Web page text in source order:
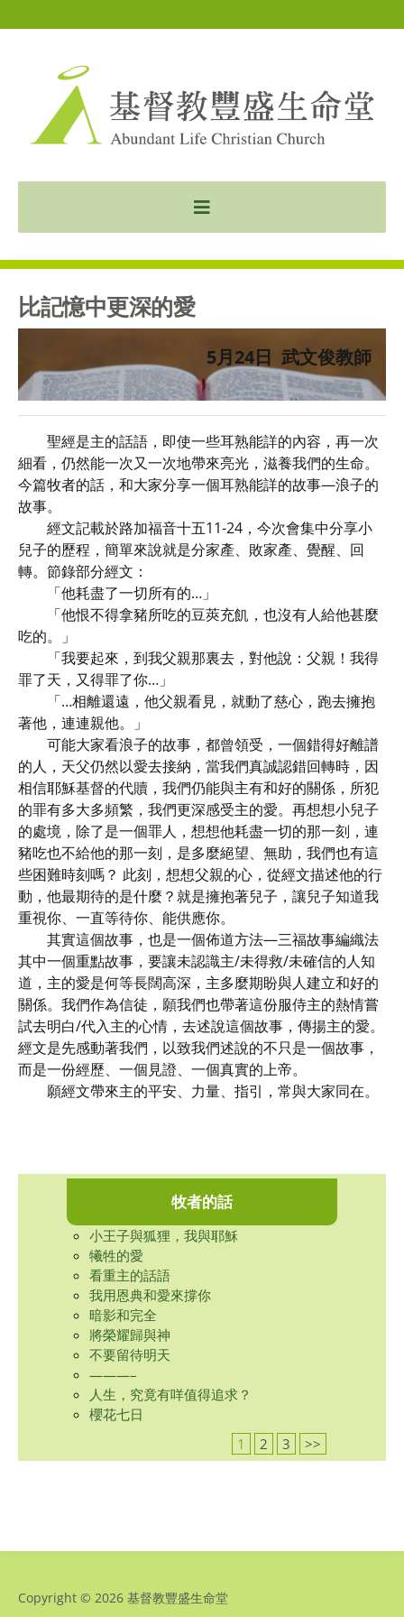
比記憶中更深的愛
5月24日 武文俊教師
聖經是主的話語，即使一些耳熟能詳的內容，再一次
細看，仍然能一次又一次地帶來亮光，滋養我們的生命。
今篇牧者的話，和大家分享一個耳熟能詳的故事—浪子的
故事。
經文記載於路加福音十五11-24，今次會集中分享小
兒子的歷程，簡單來說就是分家產、敗家產、覺醒、回
轉。節錄部分經文：
「他耗盡了一切所有的…」
「他恨不得拿豬所吃的豆莢充飢，也沒有人給他甚麼
吃的。」
「我要起來，到我父親那裏去，對他說：父親！我得
罪了天，又得罪了你…」
「…相離還遠，他父親看見，就動了慈心，跑去擁抱
著他，連連親他。」
可能大家看浪子的故事，都曾領受，一個錯得好離譜
的人，天父仍然以愛去接納，當我們真誠認錯回轉時，因
相信耶穌基督的代贖，我們仍能與主有和好的關係，所犯
的罪有多大多頻繁，我們更深感受主的愛。再想想小兒子
的處境，除了是一個罪人，想想他耗盡一切的那一刻，連
豬吃也不給他的那一刻，是多麼絕望、無助，我們也有這
些困難時刻嗎？ 此刻，想想父親的心，從經文描述他的行
動，他最期待的是什麼？就是擁抱著兒子，讓兒子知道我
重視你、一直等待你、能供應你。
其實這個故事，也是一個佈道方法—三福故事編織法
其中一個重點故事，要讓未認識主/未得救/未確信的人知
道，主的愛是何等長闊高深，主多麼期盼與人建立和好的
關係。我們作為信徒，願我們也帶著這份服侍主的熱情嘗
試去明白/代入主的心情，去述說這個故事，傳揚主的愛。
經文是先感動著我們，以致我們述說的不只是一個故事，
而是一份經歷、一個見證、一個真實的上帝。
願經文帶來主的平安、力量、指引，常與大家同在。
牧者的話
小王子與狐狸，我與耶穌
犧牲的愛
看重主的話語
我用恩典和愛來撐你
暗影和完全
將榮耀歸與神
不要留待明天
———–
人生，究竟有咩值得追求？
櫻花七日
1
2 3 >>
Copyright © 2026 基督教豐盛生命堂